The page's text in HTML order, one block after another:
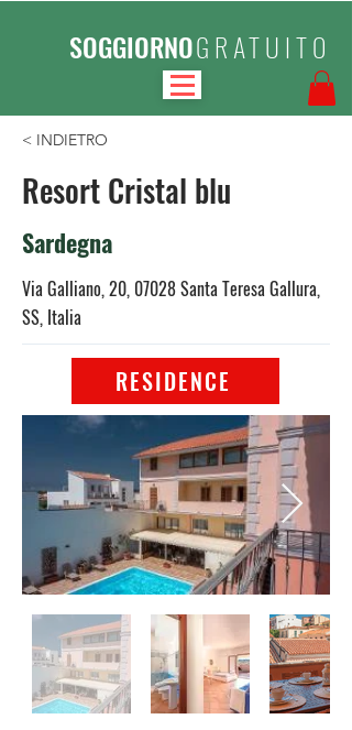
SOGGIORNOGRATUITO
< INDIETRO
Resort Cristal blu
Sardegna
Via Galliano, 20, 07028 Santa Teresa Gallura,
SS, Italia
RESIDENCE